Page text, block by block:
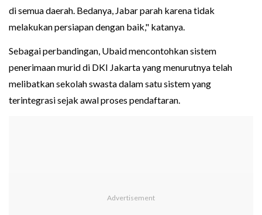
di semua daerah. Bedanya, Jabar parah karena tidak
melakukan persiapan dengan baik," katanya.
Sebagai perbandingan, Ubaid mencontohkan sistem
penerimaan murid di DKI Jakarta yang menurutnya telah
melibatkan sekolah swasta dalam satu sistem yang
terintegrasi sejak awal proses pendaftaran.